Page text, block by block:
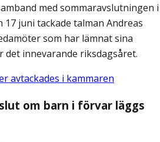
med sommaravslutningen i
17 juni tackade talman Andreas
som har lämnat sina
det innevarande riksdagsåret.
avtackades i kammaren
om barn i förvar läggs